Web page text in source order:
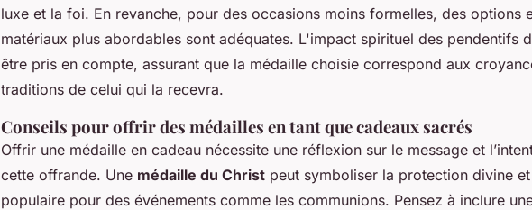
luxe et la foi. En revanche, pour des occasions moins formelles, des options
matériaux plus abordables sont adéquates. L'impact spirituel des pendentifs
être pris en compte, assurant que la médaille choisie correspond aux
traditions de celui qui la recevra.
Conseils pour offrir des médailles en tant que cadeaux sacrés
Offrir une médaille en cadeau nécessite une réflexion sur le message et
cette offrande. Une médaille du Christ peut symboliser la protection divine
populaire pour des événements comme les communions. Pensez à inclure